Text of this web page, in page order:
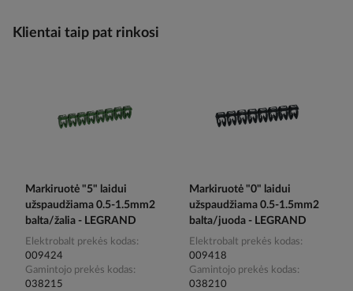
Klientai taip pat rinkosi
Markiruotė "5" laidui
užspaudžiama 0.5-1.5mm2
balta/žalia - LEGRAND
Elektrobalt prekės kodas
009424
Gamintojo prekės kodas
038215
Markiruotė "0" laidui
užspaudžiama 0.5-1.5mm2
balta/juoda - LEGRAND
Elektrobalt prekės kodas
009418
Gamintojo prekės kodas
038210